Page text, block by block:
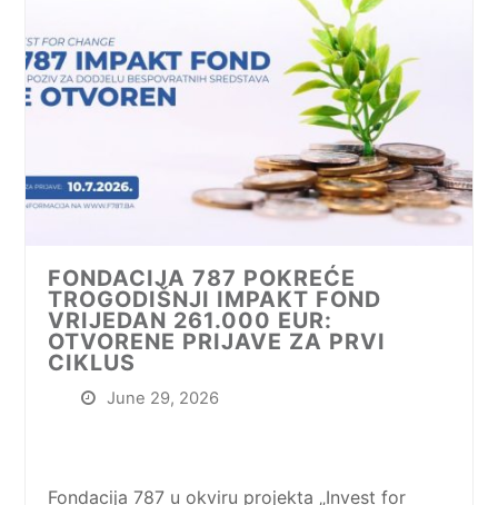
FONDACIJA 787 POKREĆE
TROGODIŠNJI IMPAKT FOND
VRIJEDAN 261.000 EUR:
OTVORENE PRIJAVE ZA PRVI
CIKLUS
June 29, 2026
Fondacija 787 u okviru projekta „Invest for